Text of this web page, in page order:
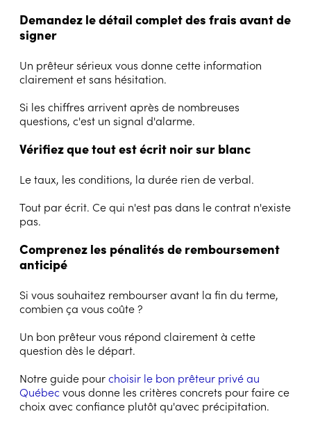
Demandez le détail complet des frais avant de
signer
Un prêteur sérieux vous donne cette information
clairement et sans hésitation.
Si les chiffres arrivent après de nombreuses
questions, c'est un signal d'alarme.
Vérifiez que tout est écrit noir sur blanc
Le taux, les conditions, la durée rien de verbal.
Tout par écrit. Ce qui n'est pas dans le contrat n'existe
pas.
Comprenez les pénalités de remboursement
anticipé
Si vous souhaitez rembourser avant la fin du terme,
combien ça vous coûte ?
Un bon prêteur vous répond clairement à cette
question dès le départ.
Notre guide pourchoisir le bon prêteur privé au
Québecvous donne les critères concrets pour faire ce
choix avec confiance plutôt qu'avec précipitation.